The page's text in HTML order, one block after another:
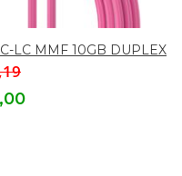
LC MMF 10GB DUPLEX